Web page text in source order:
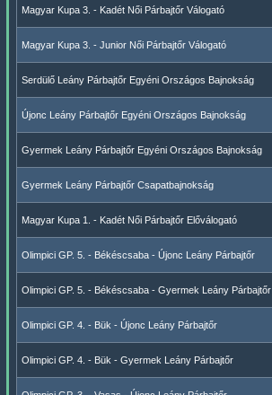
Magyar Kupa 3. - Kadét Női Párbajtőr Válogató
Magyar Kupa 3. - Junior Női Párbajtőr Válogató
Serdülő Leány Párbajtőr Egyéni Országos Bajnokság
Újonc Leány Párbajtőr Egyéni Országos Bajnokság
Gyermek Leány Párbajtőr Egyéni Országos Bajnokság
Gyermek Leány Párbajtőr Csapatbajnokság
Magyar Kupa 1. - Kadét Női Párbajtőr Előválogató
Olimpici GP. 5. - Békéscsaba - Újonc Leány Párbajtőr
Olimpici GP. 5. - Békéscsaba - Gyermek Leány Párbajtőr
Olimpici GP. 4. - Bük - Újonc Leány Párbajtőr
Olimpici GP. 4. - Bük - Gyermek Leány Párbajtőr